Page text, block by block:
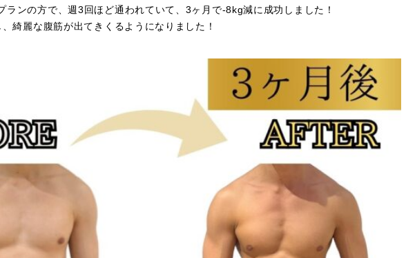
ランの方で、週3回ほど通われていて、3ヶ月で-8kg減に成功しました！
綺麗な腹筋が出てきくるようになりました！